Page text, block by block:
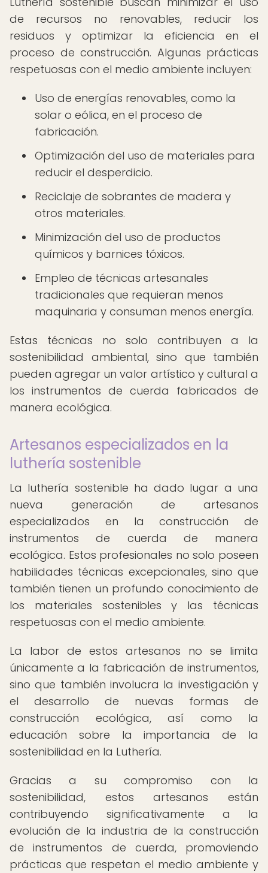
de recursos no renovables, reducir los
residuos y optimizar la eficiencia en el
proceso de construcción. Algunas prácticas
respetuosas con el medio ambiente incluyen:
Uso de energías renovables, como la
solar o eólica, en el proceso de
fabricación.
Optimización del uso de materiales para
reducir el desperdicio.
Reciclaje de sobrantes de madera y
otros materiales.
Minimización del uso de productos
químicos y barnices tóxicos.
Empleo de técnicas artesanales
tradicionales que requieran menos
maquinaria y consuman menos energía.
Estas técnicas no solo contribuyen a la
sostenibilidad ambiental, sino que también
pueden agregar un valor artístico y cultural a
los instrumentos de cuerda fabricados de
manera ecológica.
Artesanos especializados en la
luthería sostenible
La luthería sostenible ha dado lugar a una
nueva generación de artesanos
especializados en la construcción de
instrumentos de cuerda de manera
ecológica. Estos profesionales no solo poseen
habilidades técnicas excepcionales, sino que
también tienen un profundo conocimiento de
los materiales sostenibles y las técnicas
respetuosas con el medio ambiente.
La labor de estos artesanos no se limita
únicamente a la fabricación de instrumentos,
sino que también involucra la investigación y
el desarrollo de nuevas formas de
construcción ecológica, así como la
educación sobre la importancia de la
sostenibilidad en la Luthería.
Gracias a su compromiso con la
sostenibilidad, estos artesanos están
contribuyendo significativamente a la
evolución de la industria de la construcción
de instrumentos de cuerda, promoviendo
prácticas que respetan el medio ambiente y